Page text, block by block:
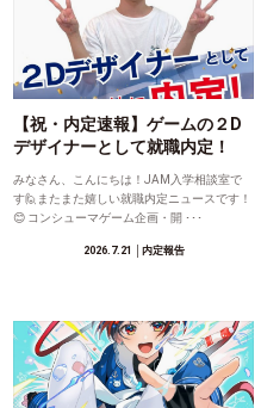
【祝・内定速報】ゲームの２D
デザイナーとして就職内定！
みなさん、こんにちは！JAM入学相談室で
す🙋またまた嬉しい就職内定ニュースです！
😊 コンシューマゲーム企画・開 ･･･
2026.7.21 │内定報告